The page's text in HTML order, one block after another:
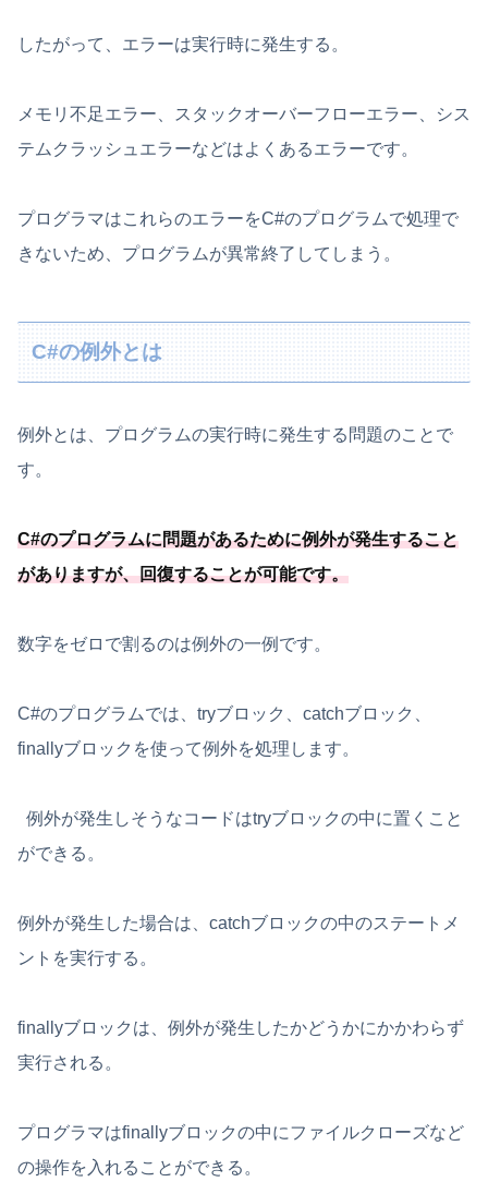
したがって、エラーは実行時に発生する。
メモリ不足エラー、スタックオーバーフローエラー、シス
テムクラッシュエラーなどはよくあるエラーです。
プログラマはこれらのエラーをC#のプログラムで処理で
きないため、プログラムが異常終了してしまう。
C#の例外とは
例外とは、プログラムの実行時に発生する問題のことで
す。
C#のプログラムに問題があるために例外が発生すること
がありますが、回復することが可能です。
数字をゼロで割るのは例外の一例です。
C#のプログラムでは、tryブロック、catchブロック、
finallyブロックを使って例外を処理します。
例外が発生しそうなコードはtryブロックの中に置くこと
ができる。
例外が発生した場合は、catchブロックの中のステートメ
ントを実行する。
finallyブロックは、例外が発生したかどうかにかかわらず
実行される。
プログラマはfinallyブロックの中にファイルクローズなど
の操作を入れることができる。